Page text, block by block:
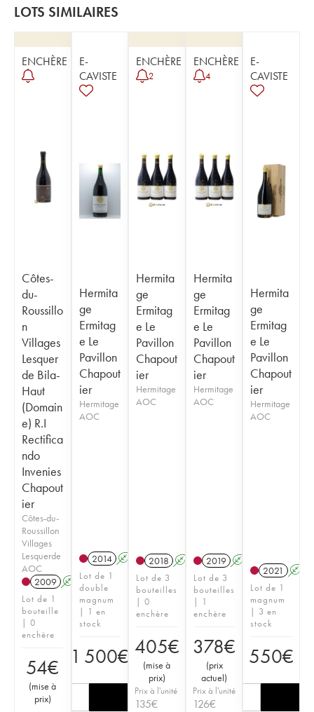
LOTS SIMILAIRES
ENCHÈRE
Côtes-
du-
Roussillo
n
Villages
Lesquer
de Bila-
Haut
(Domain
e) R.I
Rectifica
ndo
Invenies
Chapout
ier
Côtes-du-
Roussillon
Villages
Lesquerde
AOC
2009 A
Lot de 1
bouteille
| 0
enchère
54€
(mise à
prix)
E-
CAVISTE
Hermita
ge
Ermitag
e Le
Pavillon
Chapout
ier
Hermitage
AOC
2014 A
Lot de 1
double
magnum
| 1 en
stock
1 500€
ENCHÈRE
2
Hermita
ge
Ermitag
e Le
Pavillon
Chapout
ier
Hermitage
AOC
2018 A
Lot de 3
bouteilles
| 0
enchère
405€
(mise à
prix)
Prix à l'unité
135€
ENCHÈRE
4
Hermita
ge
Ermitag
e Le
Pavillon
Chapout
ier
Hermitage
AOC
2019 A
Lot de 3
bouteilles
| 1
enchère
378€
(prix
actuel)
Prix à l'unité
126€
E-
CAVISTE
Hermita
ge
Ermitag
e Le
Pavillon
Chapout
ier
Hermitage
AOC
2021 A
Lot de 1
magnum
| 3 en
stock
550€